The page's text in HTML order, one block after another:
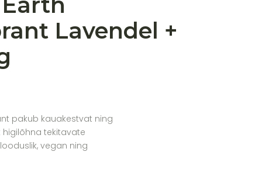
Lavendel +
pakub kauakestvat ning
tekitavate
vegan ning